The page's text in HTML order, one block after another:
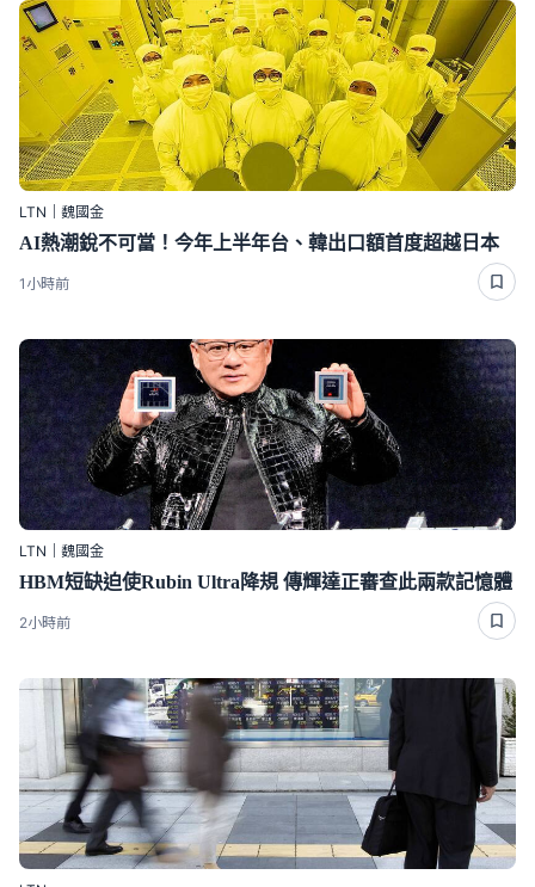
LTN｜魏國金
AI熱潮銳不可當！今年上半年台、韓出口額首度超越日本
1小時前
LTN｜魏國金
HBM短缺迫使Rubin Ultra降規 傳輝達正審查此兩款記憶體
2小時前